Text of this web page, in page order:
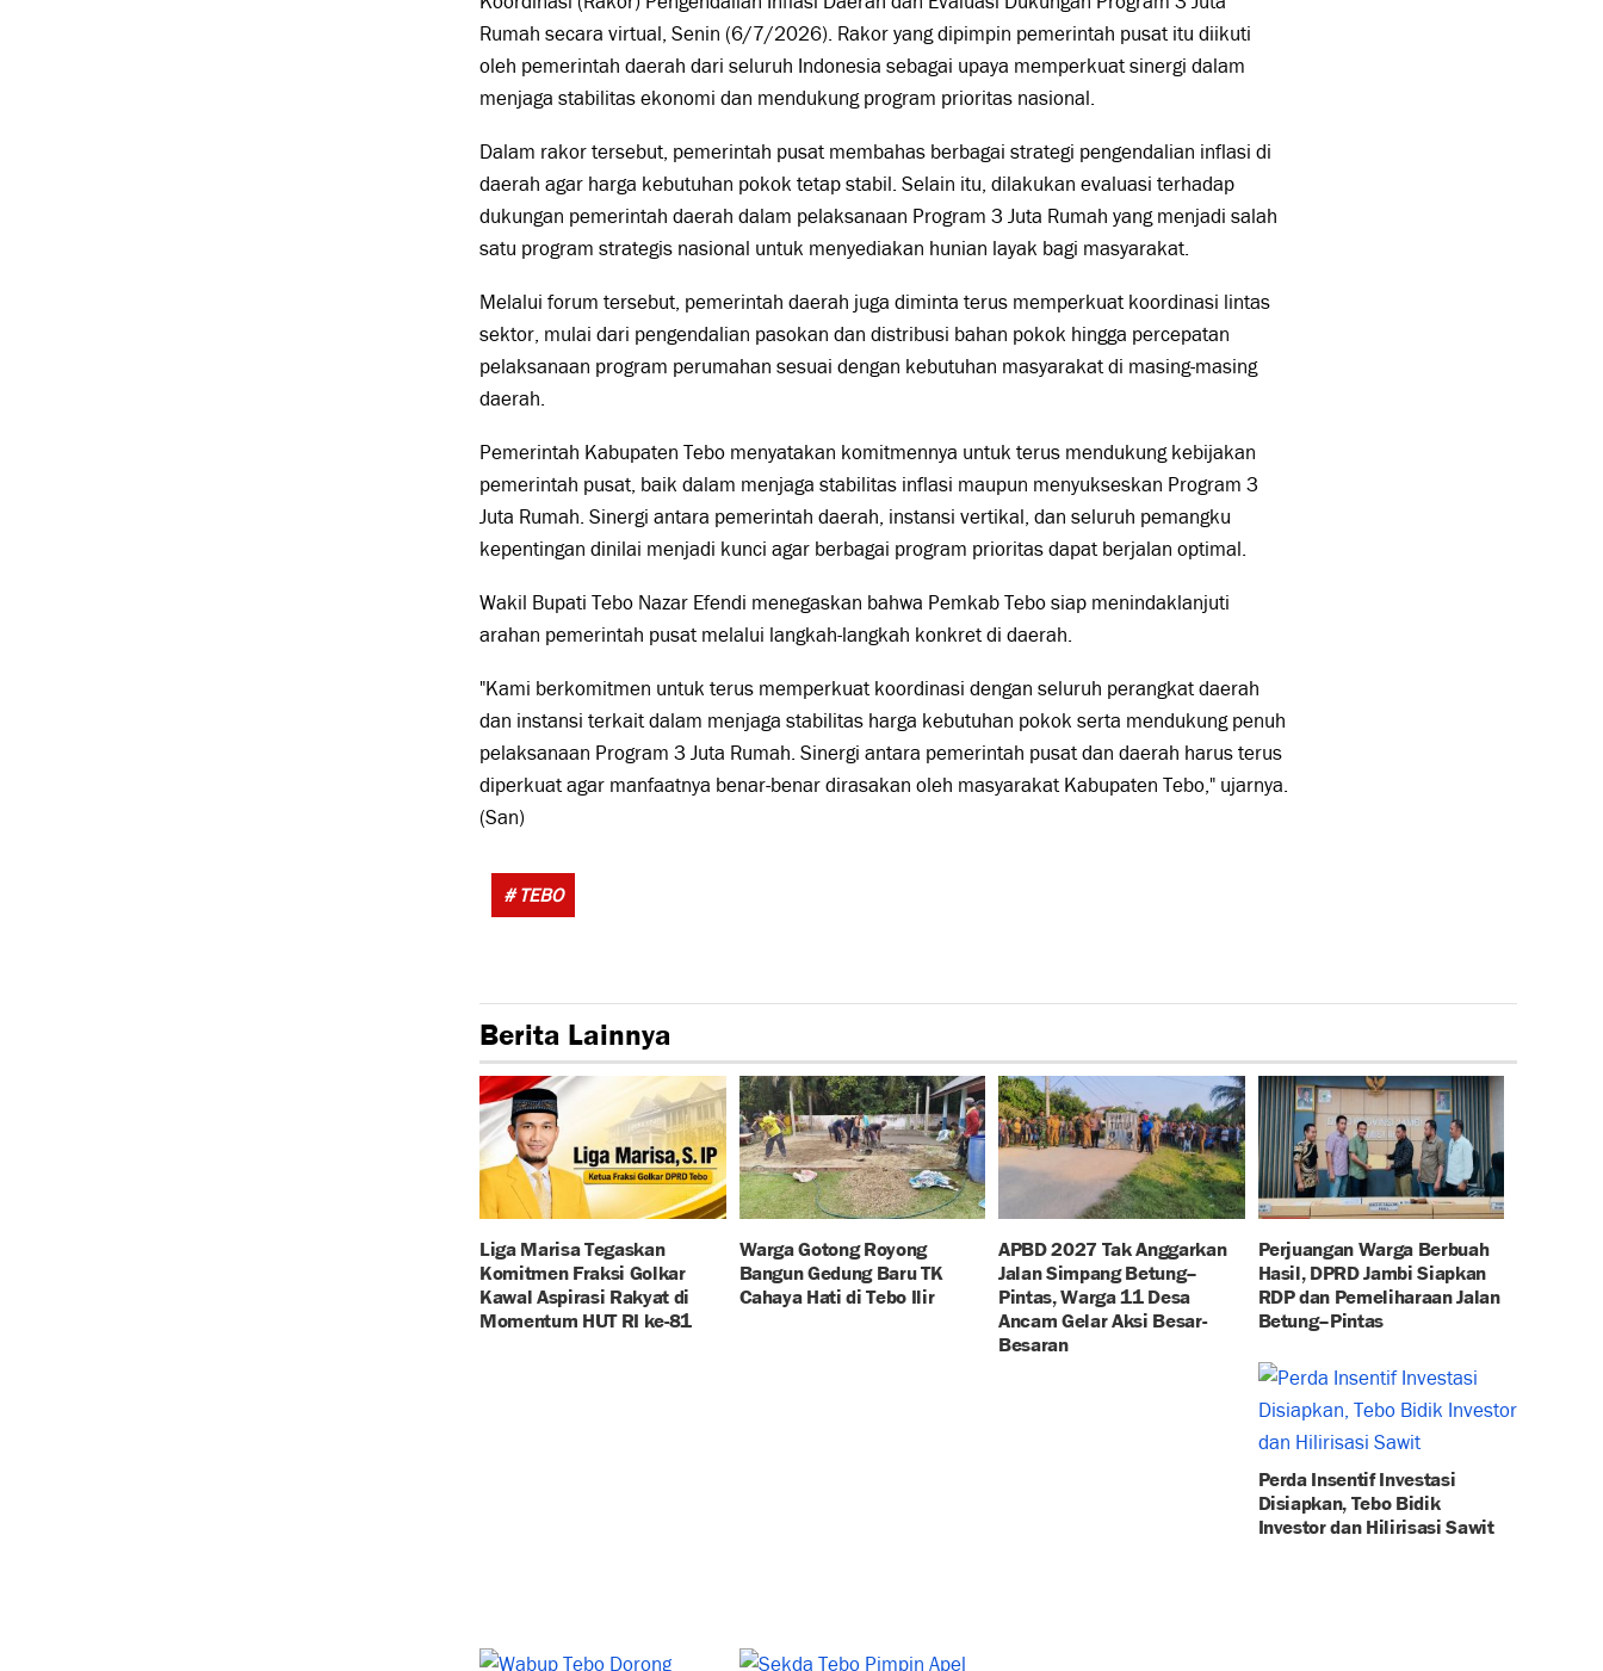
Rumah secara virtual, Senin (6/7/2026). Rakor yang dipimpin pemerintah pusat itu diikuti
oleh pemerintah daerah dari seluruh Indonesia sebagai upaya memperkuat sinergi dalam
menjaga stabilitas ekonomi dan mendukung program prioritas nasional.
Dalam rakor tersebut, pemerintah pusat membahas berbagai strategi pengendalian inflasi di
daerah agar harga kebutuhan pokok tetap stabil. Selain itu, dilakukan evaluasi terhadap
dukungan pemerintah daerah dalam pelaksanaan Program 3 Juta Rumah yang menjadi salah
satu program strategis nasional untuk menyediakan hunian layak bagi masyarakat.
Melalui forum tersebut, pemerintah daerah juga diminta terus memperkuat koordinasi lintas
sektor, mulai dari pengendalian pasokan dan distribusi bahan pokok hingga percepatan
pelaksanaan program perumahan sesuai dengan kebutuhan masyarakat di masing-masing
daerah.
Pemerintah Kabupaten Tebo menyatakan komitmennya untuk terus mendukung kebijakan
pemerintah pusat, baik dalam menjaga stabilitas inflasi maupun menyukseskan Program 3
Juta Rumah. Sinergi antara pemerintah daerah, instansi vertikal, dan seluruh pemangku
kepentingan dinilai menjadi kunci agar berbagai program prioritas dapat berjalan optimal.
Wakil Bupati Tebo Nazar Efendi menegaskan bahwa Pemkab Tebo siap menindaklanjuti
arahan pemerintah pusat melalui langkah-langkah konkret di daerah.
"Kami berkomitmen untuk terus memperkuat koordinasi dengan seluruh perangkat daerah
dan instansi terkait dalam menjaga stabilitas harga kebutuhan pokok serta mendukung penuh
pelaksanaan Program 3 Juta Rumah. Sinergi antara pemerintah pusat dan daerah harus terus
diperkuat agar manfaatnya benar-benar dirasakan oleh masyarakat Kabupaten Tebo," ujarnya.
(San)
# TEBO
Berita Lainnya
Liga Marisa Tegaskan
Komitmen Fraksi Golkar
Kawal Aspirasi Rakyat di
Momentum HUT RI ke-81
Warga Gotong Royong
Bangun Gedung Baru TK
Cahaya Hati di Tebo Ilir
APBD 2027 Tak Anggarkan
Jalan Simpang Betung–
Pintas, Warga 11 Desa
Ancam Gelar Aksi Besar-
Besaran
Perjuangan Warga Berbuah
Hasil, DPRD Jambi Siapkan
RDP dan Pemeliharaan Jalan
Betung–Pintas
Perda Insentif Investasi
Disiapkan, Tebo Bidik
Investor dan Hilirisasi Sawit